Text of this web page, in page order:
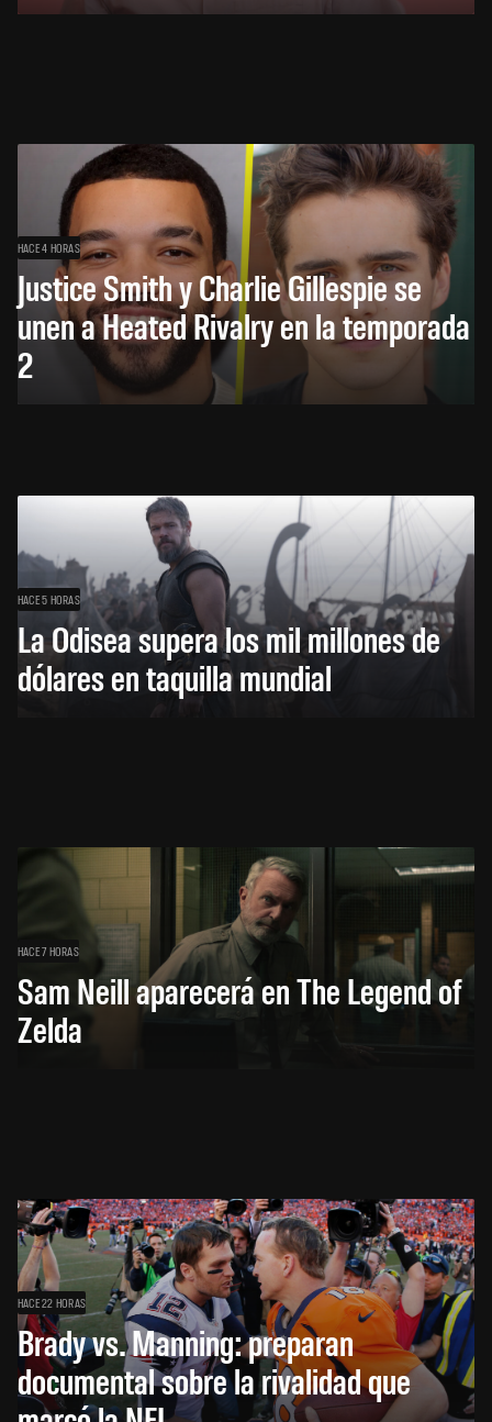
HACE 4 HORAS
Justice Smith y Charlie Gillespie se
unen a Heated Rivalry en la temporada
2
HACE 5 HORAS
La Odisea supera los mil millones de
dólares en taquilla mundial
HACE 7 HORAS
Sam Neill aparecerá en The Legend of
Zelda
HACE 22 HORAS
Brady vs. Manning: preparan
documental sobre la rivalidad que